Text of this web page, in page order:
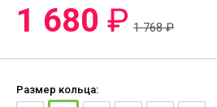
1 680 ₽ 1 768₽
Размер кольца: